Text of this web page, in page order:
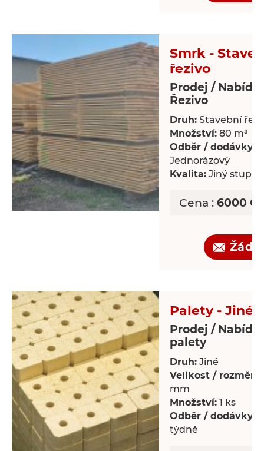
Smrk -
řezivo
Prodej /
Řezivo
Druh: Stavební
Množství: 80 m³
Odběr / dodávky:
Jednorázový
Kvalita: Jiný
Cena : 6000
Palety - Jiné
Prodej /
palety
Druh: Jiné
Velikost / rozměry:
mm
Množství: 1 ks
Odběr / dodávky:
týdně